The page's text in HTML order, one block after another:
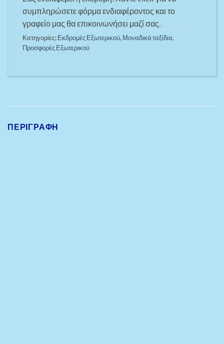
συμπληρώσετε φόρμα ενδιαφέροντος και το
γραφείο μας θα επικοινωνήσει μαζί σας.
Κατηγορίες:Εκδρομές Εξωτερικού, Μοναδικά ταξίδια,
Προσφορές Εξωτερικού
ΠΕΡΙΓΡΑΦΉ